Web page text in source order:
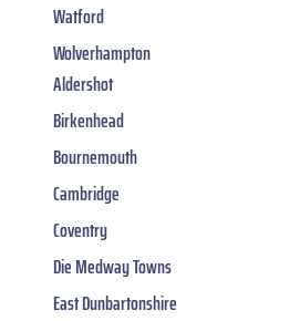
Watford
Wolverhampton
Aldershot
Birkenhead
Bournemouth
Cambridge
Coventry
Die Medway Towns
East Dunbartonshire